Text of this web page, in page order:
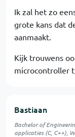
Ik zal het zo
grote kans dat
aanmaakt.
Kijk trouwens
microcontroller
Bastiaan
Bachelor of
applicaties (C, C++),